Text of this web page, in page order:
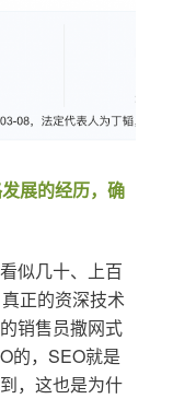
展的经历，确
似几十、上百
正的资深技术
销售员撒网式
的，SEO就是
，这也是为什